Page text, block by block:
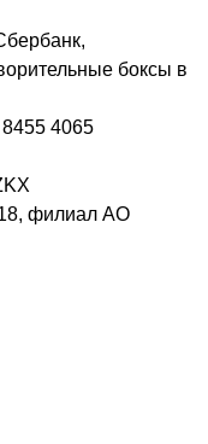
боксы в
4065
филиал АО